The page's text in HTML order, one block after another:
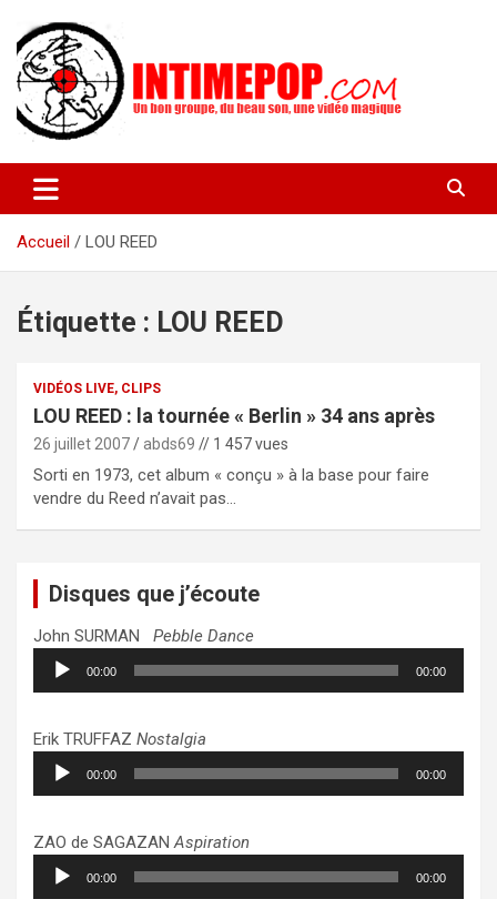
contenu
intimepop.com
actuelles pop rock, post-rock, indé sur Lyon. rock pop concert
lyon
Accueil
LOU REED
Étiquette : LOU REED
VIDÉOS LIVE, CLIPS
LOU REED : la tournée « Berlin » 34 ans après
26 juillet 2007 abds69 // 1 457 vues
Sorti en 1973, cet album « conçu » à la base pour faire
vendre du Reed n’avait pas…
Disques que j’écoute
John SURMAN Pebble Dance
Lecteur
audio
00:00 00:00
Erik TRUFFAZ Nostalgia
Lecteur
audio
00:00 00:00
ZAO de SAGAZANAspiration
Lecteur
audio
00:00 00:00